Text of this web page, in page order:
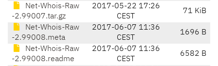
Net-Whois-Raw
-2.99007.tar.gz
2017-05-22 17:26
CEST
71 KiB
Net-Whois-Raw
-2.99008.meta
2017-06-07 11:36
CEST
1696 B
Net-Whois-Raw
-2.99008.readme
2017-06-07 11:36
CEST
6582 B